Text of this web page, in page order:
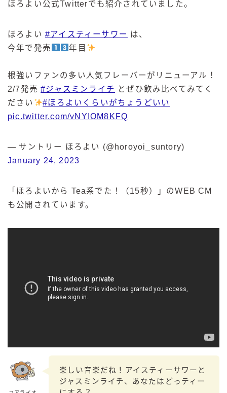
ほろよい公式Twitterでも紹介されていました。
ほろよい #アイスティーサワー は、
今年で発売
年目
根強いファンの多い人気フレーバーがリニューアル！
2/7発売#ジャスミンライチ とぜひ飲み比べてみてく
ださい
#ほろよいくらいがちょうどいい
pic.twitter.com/vNYIOM8KFQ
— サントリー ほろよい (@horoyoi_suntory)
January 24, 2023
「ほろよいから Tea系でた！（15秒）」のWEB CM
も公開されています。
楽しい音楽だね！アイスティーサワーと
ジャスミンライチ、あなたはどっティー